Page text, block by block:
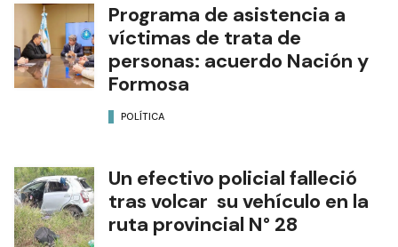
Programa de asistencia a
víctimas de trata de
personas: acuerdo Nación y
Formosa
POLÍTICA
Un efectivo policial falleció
tras volcar su vehículo en la
ruta provincial N° 28